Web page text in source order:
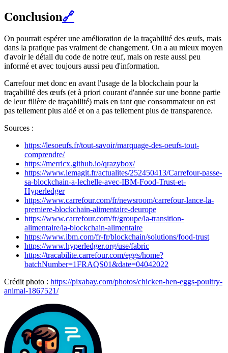
Conclusion🔗
On pourrait espérer une amélioration de la traçabilité des œufs, mais
dans la pratique pas vraiment de changement. On a au mieux moyen
d'avoir le détail du code de notre œuf, mais on reste aussi peu
informé et avec toujours aussi peu d'information.
Carrefour met donc en avant l'usage de la blockchain pour la
traçabilité des œufs (et à priori courant d'année sur une bonne partie
de leur filière de traçabilité) mais en tant que consommateur on est
pas tellement plus aidé et on a pas tellement plus de transparence.
Sources :
https://lesoeufs.fr/tout-savoir/marquage-des-oeufs-tout-
comprendre/
https://merricx.github.io/qrazybox/
https://www.lemagit.fr/actualites/252450413/Carrefour-passe-
sa-blockchain-a-lechelle-avec-IBM-Food-Trust-et-
Hyperledger
https://www.carrefour.com/fr/newsroom/carrefour-lance-la-
premiere-blockchain-alimentaire-deurope
https://www.carrefour.com/fr/groupe/la-transition-
alimentaire/la-blockchain-alimentaire
https://www.ibm.com/fr-fr/blockchain/solutions/food-trust
https://www.hyperledger.org/use/fabric
https://tracabilite.carrefour.com/eggs/home?
batchNumber=1FRAQS01&date=04042022
Crédit photo : https://pixabay.com/photos/chicken-hen-eggs-poultry-
animal-1867521/